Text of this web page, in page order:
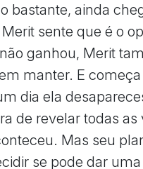
bastante, ainda
sente que é o
ganhou, Merit
manter. E
dia ela
de revelar todas as
Mas seu
se pode dar